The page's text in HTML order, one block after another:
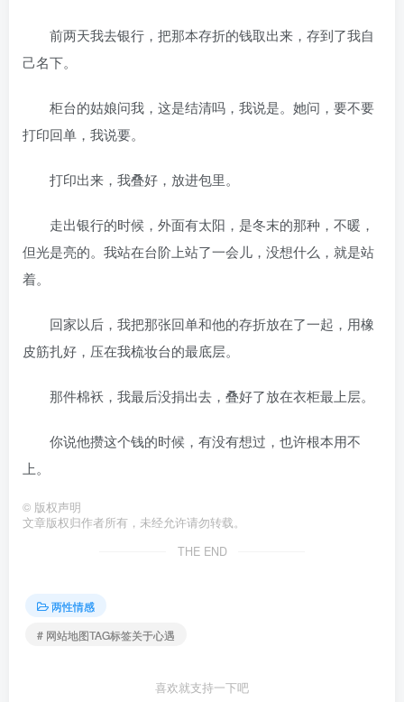
前两天我去银行，把那本存折的钱取出来，存到了我自
己名下。
柜台的姑娘问我，这是结清吗，我说是。她问，要不要
打印回单，我说要。
打印出来，我叠好，放进包里。
走出银行的时候，外面有太阳，是冬末的那种，不暖，
但光是亮的。我站在台阶上站了一会儿，没想什么，就是站
着。
回家以后，我把那张回单和他的存折放在了一起，用橡
皮筋扎好，压在我梳妆台的最底层。
那件棉袄，我最后没捐出去，叠好了放在衣柜最上层。
你说他攒这个钱的时候，有没有想过，也许根本用不
上。
© 版权声明
文章版权归作者所有，未经允许请勿转载。
THE END
两性情感
# 网站地图TAG标签关于心遇
喜欢就支持一下吧